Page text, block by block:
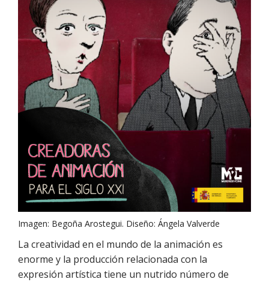
Imagen: Begoña Arostegui. Diseño: Ángela Valverde
La creatividad en el mundo de la animación es
enorme y la producción relacionada con la
expresión artística tiene un nutrido número de